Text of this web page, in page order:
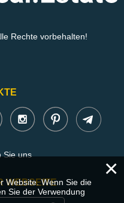
Rechte vorbehalten!
Sie uns
WEBSEITE
×
Website. Wenn Sie die
Sie der Verwendung